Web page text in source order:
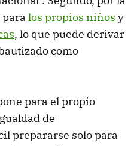
para los propios niños y
, lo que puede derivar
como
para el propio
de
prepararse solo para